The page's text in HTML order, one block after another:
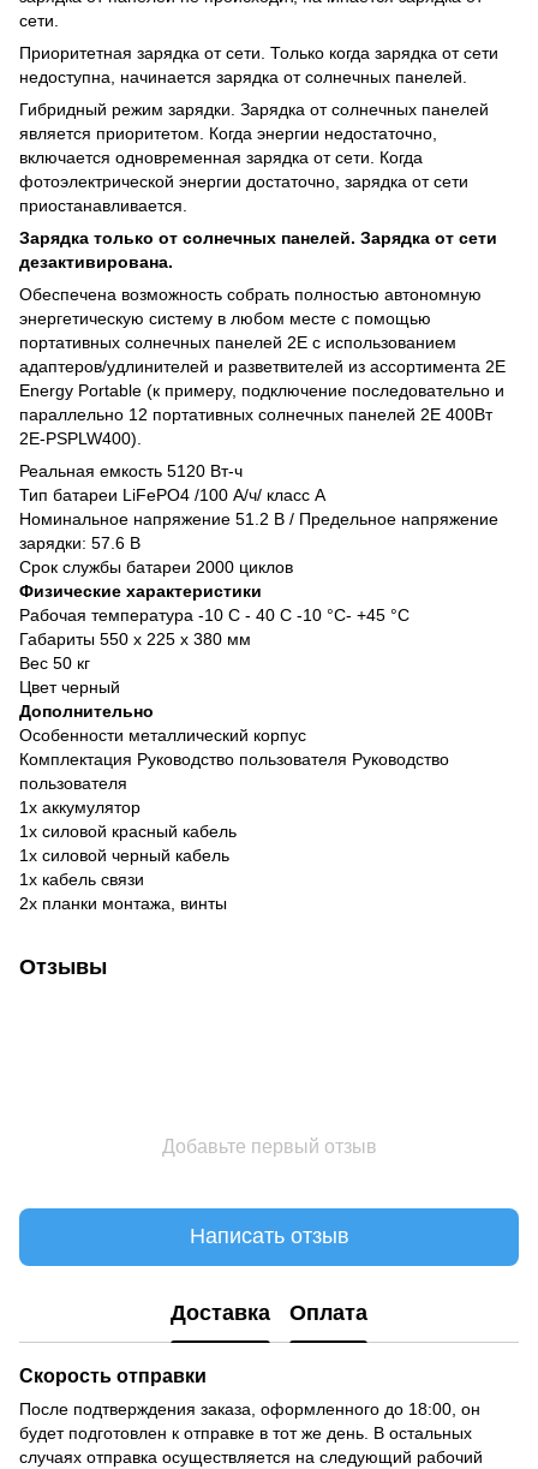
сети.
Приоритетная зарядка от сети. Только когда зарядка от сети
недоступна, начинается зарядка от солнечных панелей.
Гибридный режим зарядки. Зарядка от солнечных панелей
является приоритетом. Когда энергии недостаточно,
включается одновременная зарядка от сети. Когда
фотоэлектрической энергии достаточно, зарядка от сети
приостанавливается.
Зарядка только от солнечных панелей. Зарядка от сети
дезактивирована.
Обеспечена возможность собрать полностью автономную
энергетическую систему в любом месте с помощью
портативных солнечных панелей 2Е с использованием
адаптеров/удлинителей и разветвителей из ассортимента 2E
Energy Portable (к примеру, подключение последовательно и
параллельно 12 портативных солнечных панелей 2Е 400Вт
2E-PSPLW400).
Реальная емкость 5120 Вт-ч
Тип батареи LiFePO4 /100 А/ч/ класс A
Номинальное напряжение 51.2 В / Предельное напряжение
зарядки: 57.6 В
Срок службы батареи 2000 циклов
Физические характеристики
Рабочая температура -10 С - 40 С -10 °С- +45 °С
Габариты 550 х 225 х 380 мм
Вес 50 кг
Цвет черный
Дополнительно
Особенности металлический корпус
Комплектация Руководство пользователя Руководство
пользователя
1x аккумулятор
1x силовой красный кабель
1x силовой черный кабель
1x кабель связи
2х планки монтажа, винты
Отзывы
Добавьте первый отзыв
Написать отзыв
Доставка Оплата
Скорость отправки
После подтверждения заказа, оформленного до 18:00, он
будет подготовлен к отправке в тот же день. В остальных
случаях отправка осуществляется на следующий рабочий